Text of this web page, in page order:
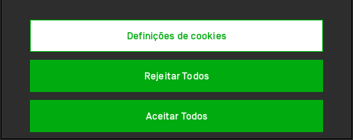
Definições de cookies
Rejeitar Todos
Aceitar Todos